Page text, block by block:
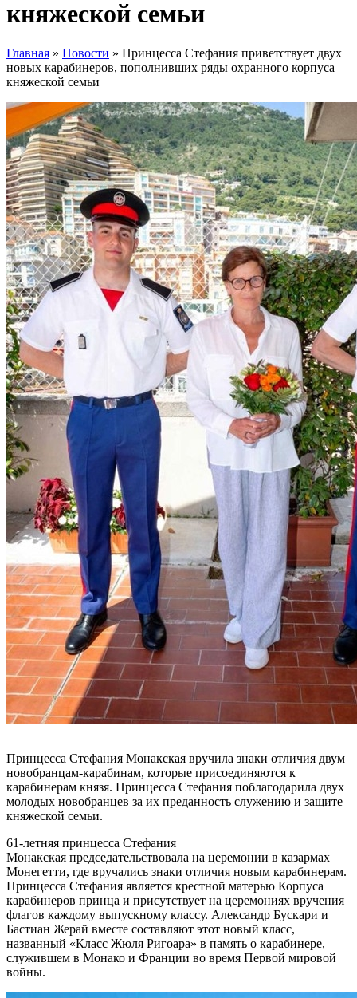
княжеской семьи
Главная » Новости » Принцесса Стефания приветствует двух
новых карабинеров, пополнивших ряды охранного корпуса
княжеской семьи
Принцесса Стефания Монакская вручила знаки отличия двум
новобранцам-карабинам, которые присоединяются к
карабинерам князя. Принцесса Стефания поблагодарила двух
молодых новобранцев за их преданность служению и защите
княжеской семьи.
61-летняя принцесса Стефания
Монакская председательствовала на церемонии в казармах
Монегетти, где вручались знаки отличия новым карабинерам.
Принцесса Стефания является крестной матерью Корпуса
карабинеров принца и присутствует на церемониях вручения
флагов каждому выпускному классу. Александр Бускари и
Бастиан Жерай вместе составляют этот новый класс,
названный «Класс Жюля Ригоара» в память о карабинере,
служившем в Монако и Франции во время Первой мировой
войны.